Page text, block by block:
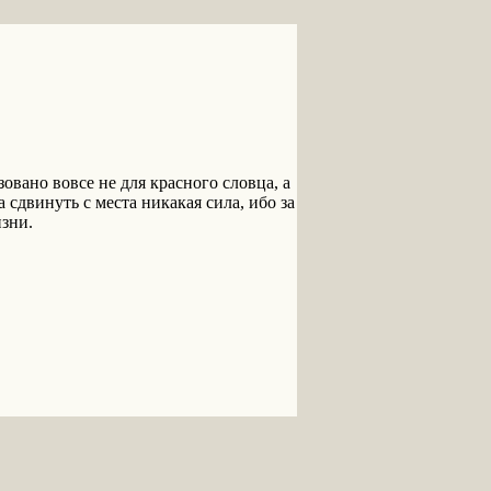
вовсе не для красного словца, а
с места никакая сила, ибо за